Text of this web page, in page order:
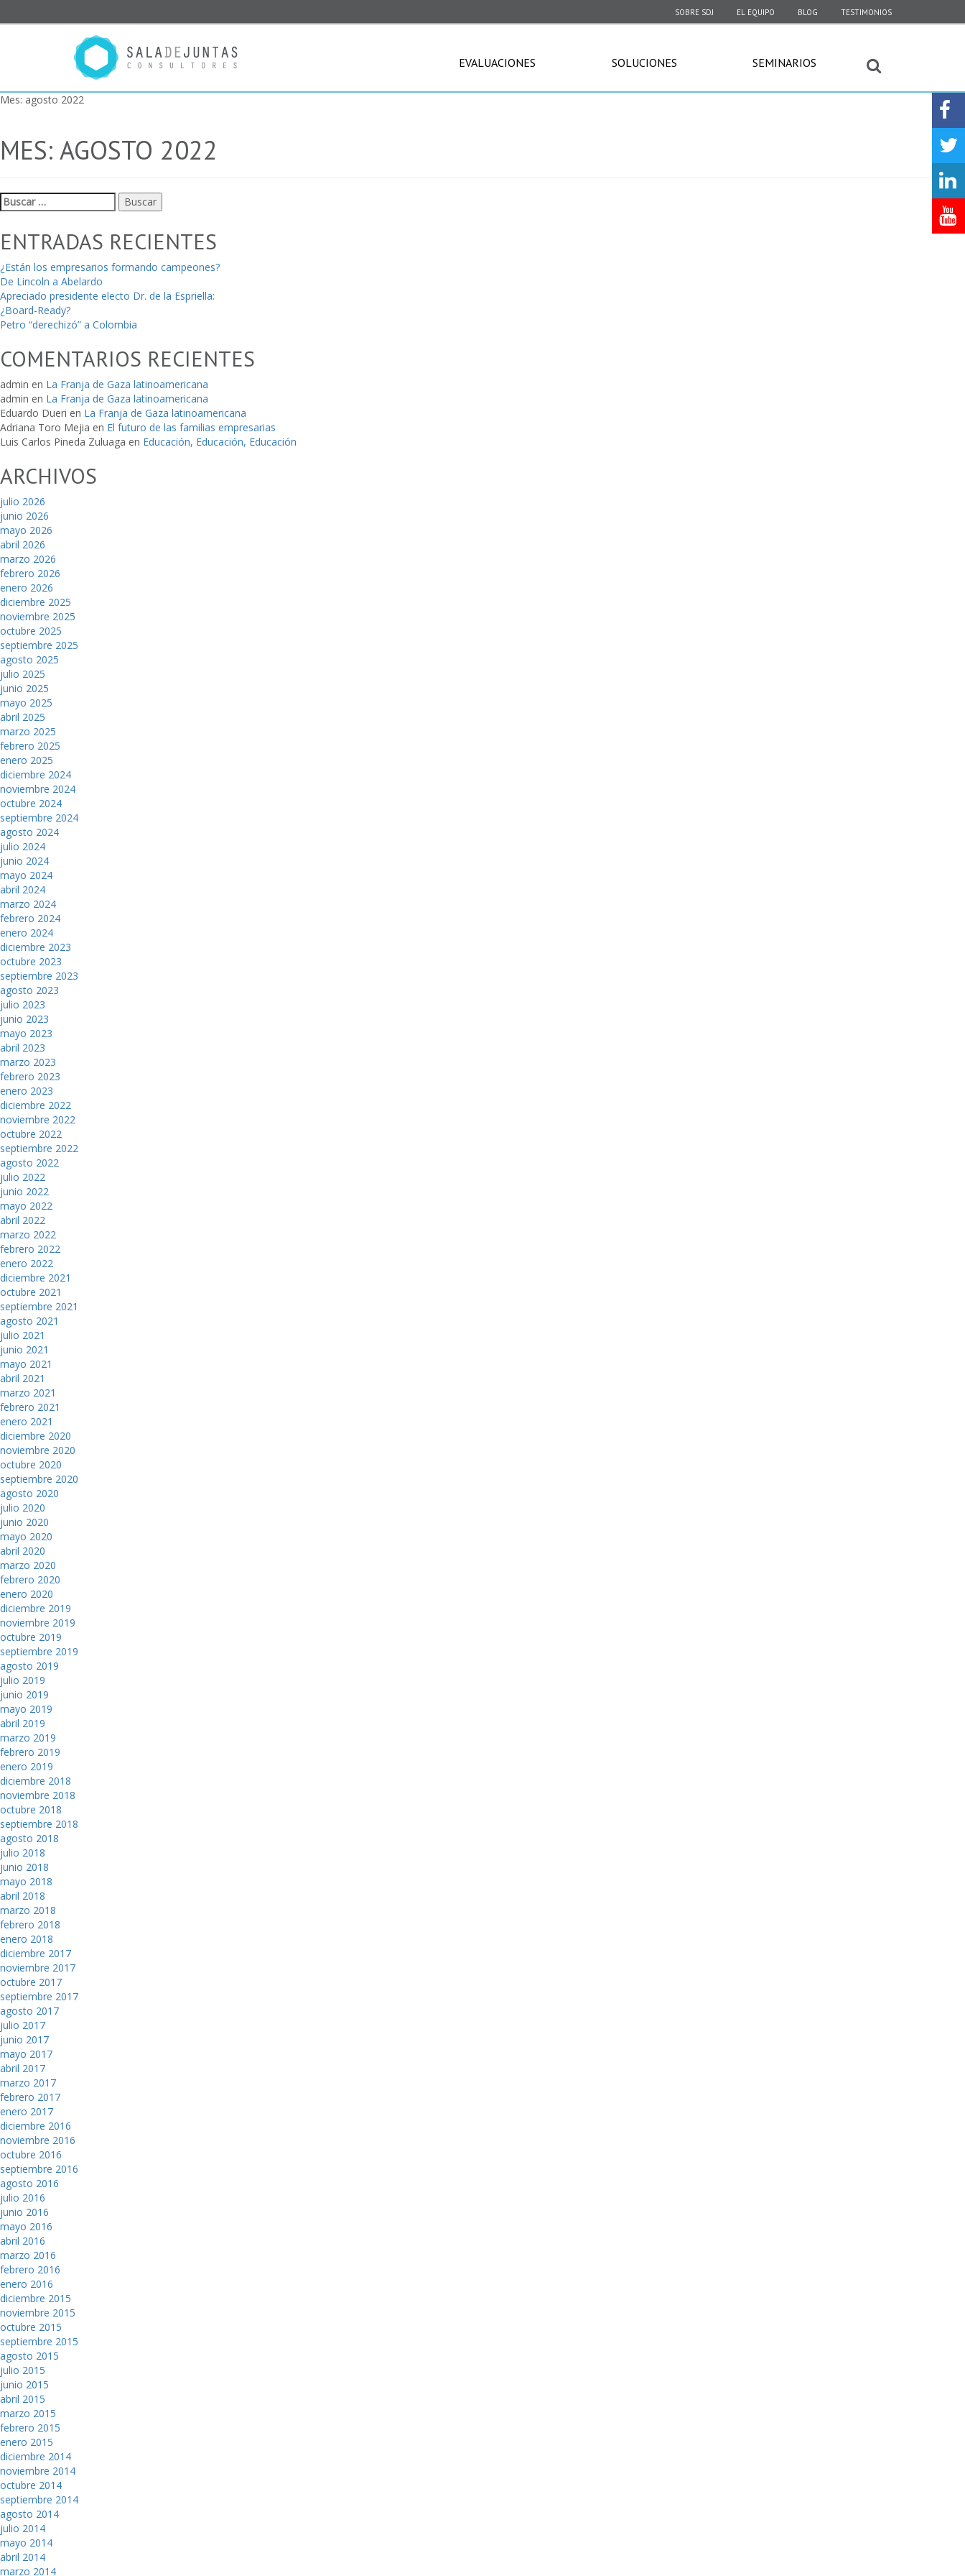
SOBRE SDJ EL EQUIPO BLOG TESTIMONIOS
EVALUACIONES SOLUCIONES SEMINARIOS
Mes: agosto 2022
MES: AGOSTO 2022
Buscar:
ENTRADAS RECIENTES
¿Están los empresarios formando campeones?
De Lincoln a Abelardo
Apreciado presidente electo Dr. de la Espriella:
¿Board-Ready?
Petro “derechizó” a Colombia
COMENTARIOS RECIENTES
admin en La Franja de Gaza latinoamericana
admin en La Franja de Gaza latinoamericana
Eduardo Dueri en La Franja de Gaza latinoamericana
Adriana Toro Mejia en El futuro de las familias empresarias
Luis Carlos Pineda Zuluaga en Educación, Educación, Educación
ARCHIVOS
julio 2026
junio 2026
mayo 2026
abril 2026
marzo 2026
febrero 2026
enero 2026
diciembre 2025
noviembre 2025
octubre 2025
septiembre 2025
agosto 2025
julio 2025
junio 2025
mayo 2025
abril 2025
marzo 2025
febrero 2025
enero 2025
diciembre 2024
noviembre 2024
octubre 2024
septiembre 2024
agosto 2024
julio 2024
junio 2024
mayo 2024
abril 2024
marzo 2024
febrero 2024
enero 2024
diciembre 2023
octubre 2023
septiembre 2023
agosto 2023
julio 2023
junio 2023
mayo 2023
abril 2023
marzo 2023
febrero 2023
enero 2023
diciembre 2022
noviembre 2022
octubre 2022
septiembre 2022
agosto 2022
julio 2022
junio 2022
mayo 2022
abril 2022
marzo 2022
febrero 2022
enero 2022
diciembre 2021
octubre 2021
septiembre 2021
agosto 2021
julio 2021
junio 2021
mayo 2021
abril 2021
marzo 2021
febrero 2021
enero 2021
diciembre 2020
noviembre 2020
octubre 2020
septiembre 2020
agosto 2020
julio 2020
junio 2020
mayo 2020
abril 2020
marzo 2020
febrero 2020
enero 2020
diciembre 2019
noviembre 2019
octubre 2019
septiembre 2019
agosto 2019
julio 2019
junio 2019
mayo 2019
abril 2019
marzo 2019
febrero 2019
enero 2019
diciembre 2018
noviembre 2018
octubre 2018
septiembre 2018
agosto 2018
julio 2018
junio 2018
mayo 2018
abril 2018
marzo 2018
febrero 2018
enero 2018
diciembre 2017
noviembre 2017
octubre 2017
septiembre 2017
agosto 2017
julio 2017
junio 2017
mayo 2017
abril 2017
marzo 2017
febrero 2017
enero 2017
diciembre 2016
noviembre 2016
octubre 2016
septiembre 2016
agosto 2016
julio 2016
junio 2016
mayo 2016
abril 2016
marzo 2016
febrero 2016
enero 2016
diciembre 2015
noviembre 2015
octubre 2015
septiembre 2015
agosto 2015
julio 2015
junio 2015
abril 2015
marzo 2015
febrero 2015
enero 2015
diciembre 2014
noviembre 2014
octubre 2014
septiembre 2014
agosto 2014
julio 2014
mayo 2014
abril 2014
marzo 2014